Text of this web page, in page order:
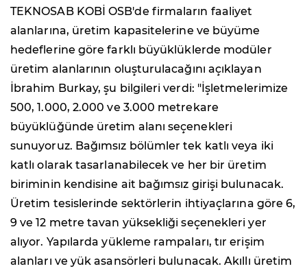
TEKNOSAB KOBİ OSB'de firmaların faaliyet
alanlarına, üretim kapasitelerine ve büyüme
hedeflerine göre farklı büyüklüklerde modüler
üretim alanlarının oluşturulacağını açıklayan
İbrahim Burkay, şu bilgileri verdi: "İşletmelerimize
500, 1.000, 2.000 ve 3.000 metrekare
büyüklüğünde üretim alanı seçenekleri
sunuyoruz. Bağımsız bölümler tek katlı veya iki
katlı olarak tasarlanabilecek ve her bir üretim
biriminin kendisine ait bağımsız girişi bulunacak.
Üretim tesislerinde sektörlerin ihtiyaçlarına göre 6,
9 ve 12 metre tavan yüksekliği seçenekleri yer
alıyor. Yapılarda yükleme rampaları, tır erişim
alanları ve yük asansörleri bulunacak. Akıllı üretim